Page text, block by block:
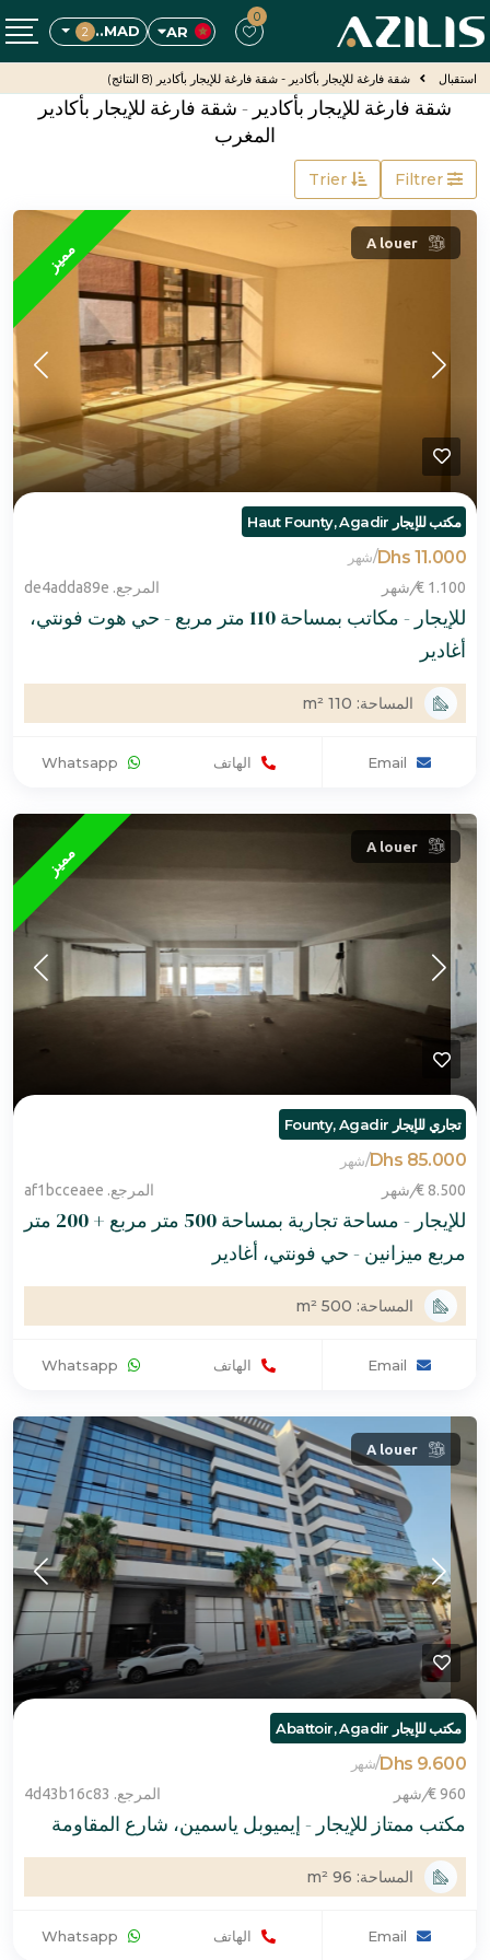
0
AR
MAD..
2
استقبال شقة فارغة للإيجار بأكادير - شقة فارغة للإيجار بأكادير (8 النتائج)
شقة فارغة للإيجار بأكادير - شقة فارغة للإيجار بأكادير
المغرب
مميز A louer
مكتب للإيجار Haut Founty, Agadir
11.000 Dhs
/شهر
1.100 €
/شهر المرجع. de4adda89e
للإيجار - مكاتب بمساحة 110 متر مربع - حي هوت فونتي،
أغادير
المساحة: 110 m²
الهاتف
مميز A louer
تجاري للإيجار Founty, Agadir
85.000 Dhs
/شهر
8.500 €
/شهر المرجع. af1bcceaee
للإيجار - مساحة تجارية بمساحة 500 متر مربع + 200 متر
مربع ميزانين - حي فونتي، أغادير
المساحة: 500 m²
الهاتف
A louer
مكتب للإيجار Abattoir, Agadir
9.600 Dhs
/شهر
960 €
/شهر المرجع. 4d43b16c83
مكتب ممتاز للإيجار - إيميوبل ياسمين، شارع المقاومة
المساحة: 96 m²
الهاتف